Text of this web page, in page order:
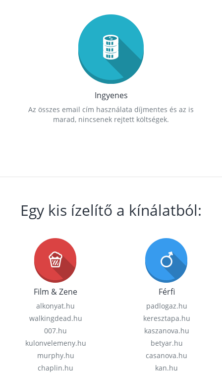
Ingyenes
Az összes email cím használata díjmentes és az is
marad, nincsenek rejtett költségek.
Egy kis ízelítő a kínálatból:
Film & Zene
alkonyat.hu
walkingdead.hu
007.hu
kulonvelemeny.hu
murphy.hu
chaplin.hu
Férfi
padlogaz.hu
keresztapa.hu
kaszanova.hu
betyar.hu
casanova.hu
kan.hu